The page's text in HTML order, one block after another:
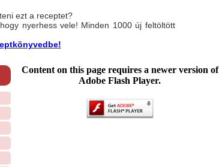
ezt a receptet?
nyerhess vele! Minden 1000 új feltöltött
Content on this page requires a newer version of
Adobe Flash Player.